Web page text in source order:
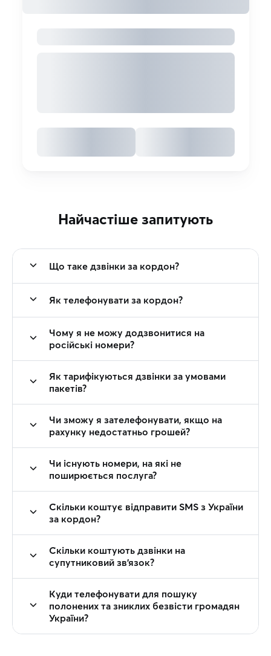
Найчастіше запитують
Що таке дзвінки за кордон?
Як телефонувати за кордон?
Чому я не можу додзвонитися на
російські номери?
Як тарифікуються дзвінки за умовами
пакетів?
Чи зможу я зателефонувати, якщо на
рахунку недостатньо грошей?
Чи існують номери, на які не
поширюється послуга?
Скільки коштує відправити SMS з України
за кордон?
Скільки коштують дзвінки на
супутниковий зв'язок?
Куди телефонувати для пошуку
полонених та зниклих безвісти громадян
України?